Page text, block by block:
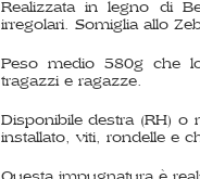
Realizzata in legno di
irregolari. Somiglia allo
Peso medio 580g che
tragazzi e ragazze.
Disponibile destra (RH) o
installato, viti, rondelle e